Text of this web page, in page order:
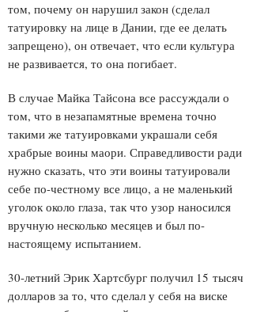
том, почему он нарушил закон (сделал
татуировку на лице в Дании, где ее делать
запрещено), он отвечает, что если культура
не развивается, то она погибает.
В случае Майка Тайсона все рассуждали о
том, что в незапамятные времена точно
такими же татуировками украшали себя
храбрые воины маори. Справедливости ради
нужно сказать, что эти воины татуировали
себе по-честному все лицо, а не маленький
уголок около глаза, так что узор наносился
вручную несколько месяцев и был по-
настоящему испытанием.
30-летний Эрик Хартсбург получил 15 тысяч
долларов за то, что сделал у себя на виске